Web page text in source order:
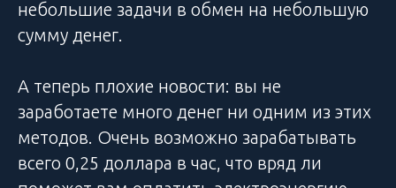
небольшие задачи в обмен на небольшую
сумму денег.
А теперь плохие новости: вы не
заработаете много денег ни одним из этих
методов. Очень возможно зарабатывать
всего 0,25 доллара в час, что вряд ли